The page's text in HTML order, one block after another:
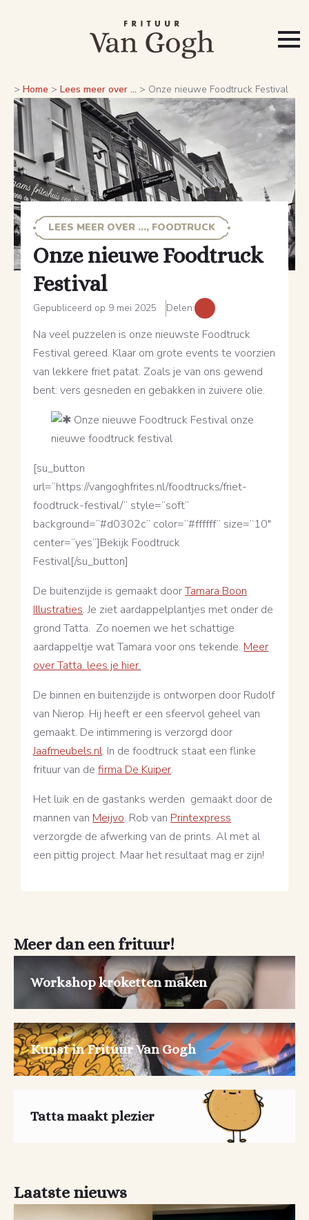
> Home > Lees meer over ... > Onze nieuwe Foodtruck Festival
LEES MEER OVER ..., FOODTRUCK
Onze nieuwe Foodtruck
Festival
Gepubliceerd op 9 mei 2025 Delen:
Na veel puzzelen is onze nieuwste Foodtruck
Festival gereed. Klaar om grote events te voorzien
van lekkere friet patat. Zoals je van ons gewend
bent: vers gesneden en gebakken in zuivere olie.
[su_button
url=”https://vangoghfrites.nl/foodtrucks/friet-
foodtruck-festival/” style=”soft”
background=”#d0302c” color=”#ffffff” size=”10″
center=”yes”]Bekijk Foodtruck
Festival[/su_button]
De buitenzijde is gemaakt doorTamara Boon
Illustraties. Je ziet aardappelplantjes met onder de
grond Tatta. Zo noemen we het schattige
aardappeltje wat Tamara voor ons tekende. Meer
over Tatta. lees je hier.
De binnen en buitenzijde is ontworpen door Rudolf
van Nierop. Hij heeft er een sfeervol geheel van
gemaakt. De intimmering is verzorgd door
Jaafmeubels.nl. In de foodtruck staat een flinke
frituur van defirma De Kuiper.
Het luik en de gastanks werden gemaakt door de
mannen van Meijvo. Rob van Printexpress
verzorgde de afwerking van de prints. Al met al
een pittig project. Maar het resultaat mag er zijn!
Meer dan een frituur!
Workshop kroketten maken
Kunst in Frituur Van Gogh
Tatta maakt plezier
Laatste nieuws